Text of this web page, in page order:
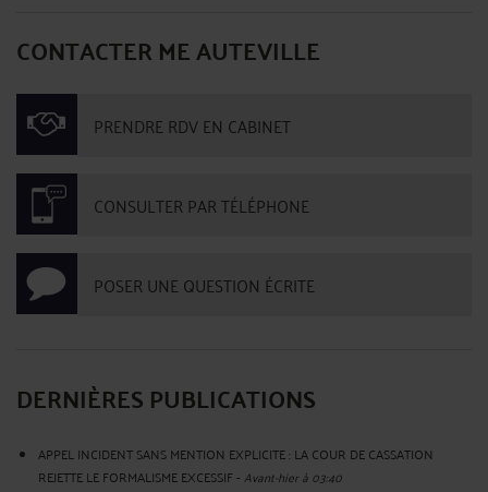
CONTACTER ME AUTEVILLE
PRENDRE RDV EN CABINET
CONSULTER PAR TÉLÉPHONE
POSER UNE QUESTION ÉCRITE
DERNIÈRES PUBLICATIONS
APPEL INCIDENT SANS MENTION EXPLICITE : LA COUR DE CASSATION
REJETTE LE FORMALISME EXCESSIF-Avant-hier à 03:40